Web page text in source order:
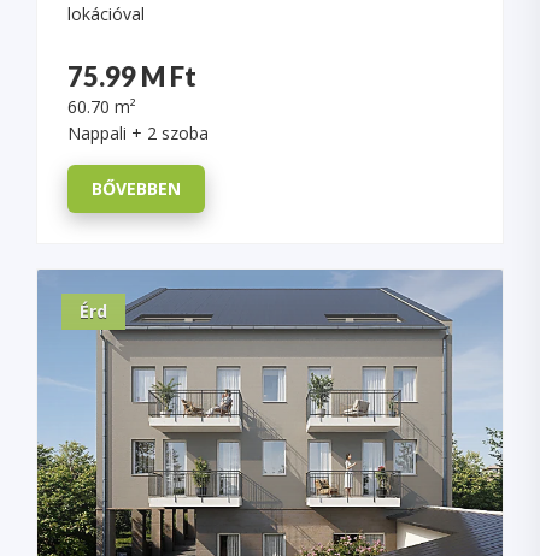
lokációval
75.99 M Ft
60.70 m²
Nappali + 2 szoba
BŐVEBBEN
Érd